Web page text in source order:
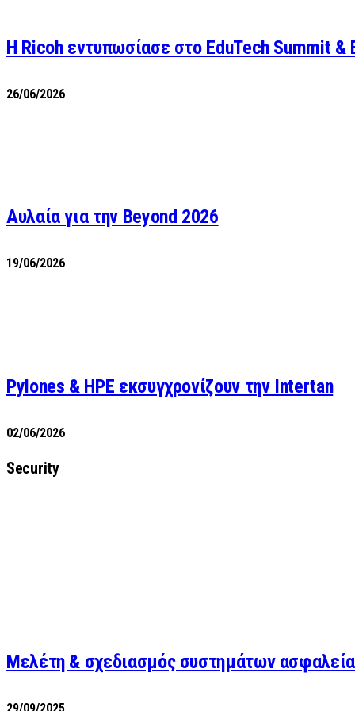
Η Ricoh εντυπωσίασε στο EduTech Summit &
26/06/2026
Αυλαία για την Beyond 2026
19/06/2026
Pylones & HPE εκσυγχρονίζουν την Intertan
02/06/2026
Security
Μελέτη & σχεδιασμός συστημάτων